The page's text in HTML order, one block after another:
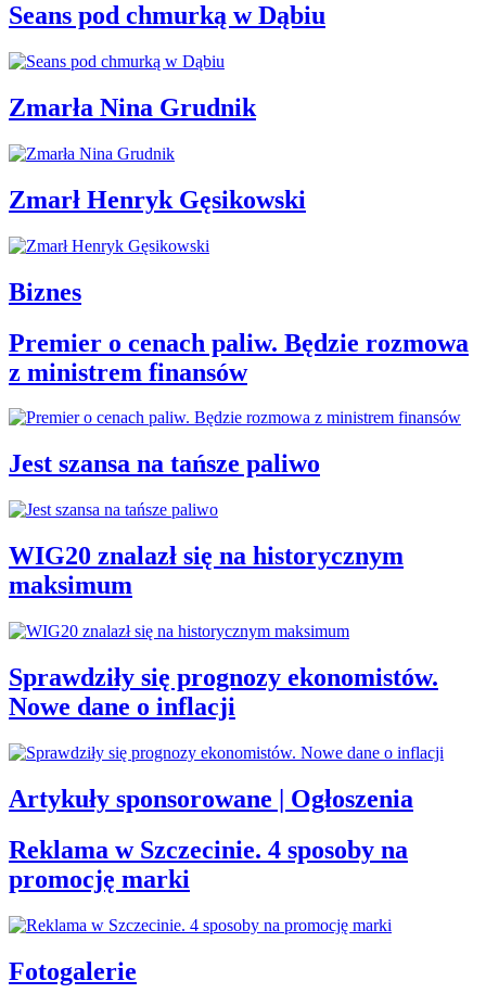
Seans pod chmurką w Dąbiu
Zmarła Nina Grudnik
Zmarł Henryk Gęsikowski
Biznes
Premier o cenach paliw. Będzie rozmowa
z ministrem finansów
Jest szansa na tańsze paliwo
WIG20 znalazł się na historycznym
maksimum
Sprawdziły się prognozy ekonomistów.
Nowe dane o inflacji
Artykuły sponsorowane | Ogłoszenia
Reklama w Szczecinie. 4 sposoby na
promocję marki
Fotogalerie